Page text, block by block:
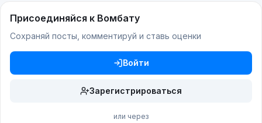
Disks of Tron была упакована в специальный
корпус, который позволял человеку находиться
внутри него во время игры. Это давало полное
погружение в цифровой мир Tron. Являясь,
вероятно, одним из самых сложных игровых
фунтов (350 кг), что значительно превышает
Присоединяйся к Вомбату
Сохраняй посты, комментируй и ставь оценки
Войти
Зарегистрироваться
или через